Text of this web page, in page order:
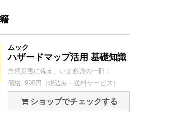
ムック
ハザードマップ活用 基礎知識
自然災害に備え、いま必読の一冊！
価格: 990円（税込み・送料サービス）
ショップでチェックする